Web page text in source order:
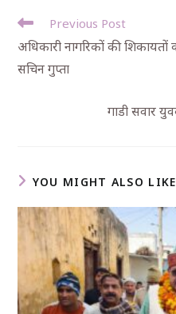
Previous Post
अधिकारी नागरिकों की
सचिन गुप्ता
गाडी सवार
YOU MIGHT ALSO LIKE